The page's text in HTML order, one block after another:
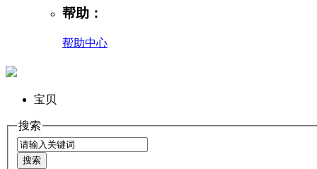
帮助：
帮助中心
宝贝
搜索